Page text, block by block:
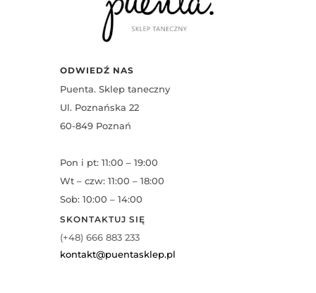
ODWIEDŹ NAS
Puenta. Sklep taneczny
Ul. Poznańska 22
60-849 Poznań
Pon i pt: 11:00 – 19:00
Wt – czw: 11:00 – 18:00
Sob: 10:00 – 14:00
SKONTAKTUJ SIĘ
(+48) 666 883 233
kontakt@puentasklep.pl